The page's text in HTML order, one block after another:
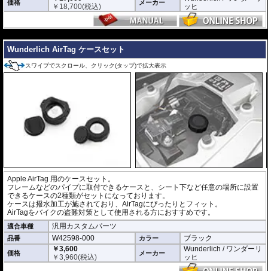
価格
￥ 18,700(税込) メーカー
ッヒ
Wunderlich AirTag ケースセット
スワイプでスクロール、クリック(タップ)で拡大表示
Apple AirTag 用のケースセット。
フレームなどのパイプに取付できるケースと、シート下など任意の場所に設置
できるケースの2種類がセットになっております。
ケースは撥水加工が施されており、AirTagにぴったりとフィット。
AirTagをバイクの盗難対策として使用される方におすすめです。
適合車種 汎用カスタムパーツ
品番 W42598-000 カラー ブラック
価格
￥3,600
￥3,960(税込) メーカー
Wunderlich / ワンダーリ
ッヒ